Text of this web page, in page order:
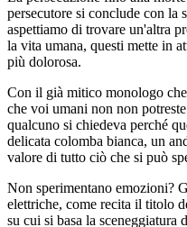
persecutore si conclude con la
aspettiamo di trovare un'altra
la vita umana, questi mette in
più dolorosa.
Con il già mitico monologo
che voi umani non non
qualcuno si chiedeva perché
delicata colomba bianca, un
valore di tutto ciò che si può
Non sperimentano emozioni?
elettriche, come recita il titolo
su cui si basa la